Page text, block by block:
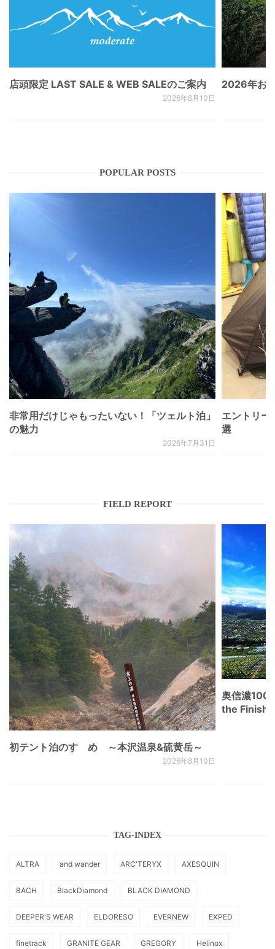
店頭限定 LAST SALE & WEB SALEのご案内
2026年8月10日
2026年お
POPULAR POSTS
非常用だけじゃもったいない！「ツェルト泊」
の魅力
2026年7月31日
エントリー
選
FIELD REPORT
初テント泊のすゝめ ～本沢温泉&硫黄岳～
2026年8月10日
奥信濃100
the Finish
TAG-INDEX
ALTRA and wander ARC'TERYX AXESQUIN
BACH BlackDiamond BLACK DIAMOND
DEEPER'S WEAR ELDORESO EVERNEW EXPED
finetrack GRANITE GEAR GREGORY Helinox